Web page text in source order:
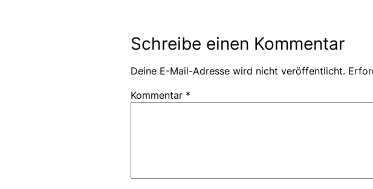
Schreibe einen Kommentar
Deine E-Mail-Adresse wird nicht veröffentlicht.
Kommentar *